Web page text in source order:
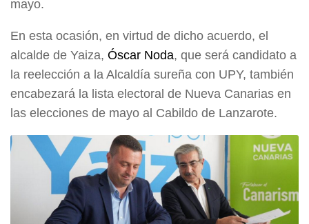
mayo.
En esta ocasión, en virtud de dicho acuerdo, el
alcalde de Yaiza, Óscar Noda, que será candidato a
la reelección a la Alcaldía sureña con UPY, también
encabezará la lista electoral de Nueva Canarias en
las elecciones de mayo al Cabildo de Lanzarote.